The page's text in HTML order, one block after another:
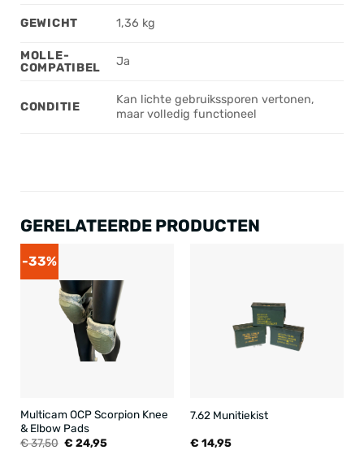
GEWICHT 1,36 kg
MOLLE-
COMPATIBEL
Ja
CONDITIE
Kan lichte gebruikssporen vertonen,
maar volledig functioneel
GERELATEERDE PRODUCTEN
-33%
Multicam OCP Scorpion Knee
& Elbow Pads
€37,50 Oorspronkelijke
€ 24,95Huidige
7.62 Munitiekist
€ 14,95